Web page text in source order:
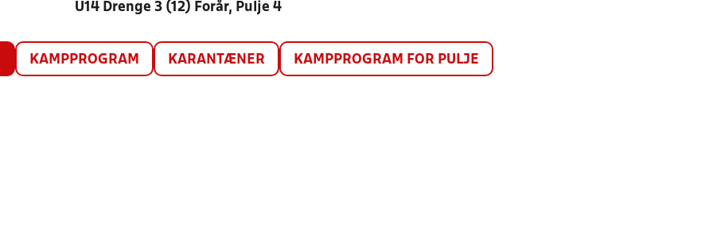
U14 Drenge 3 (12) Forår, Pulje 4
KAMPPROGRAM KARANTÆNER KAMPPROGRAM FOR PULJE